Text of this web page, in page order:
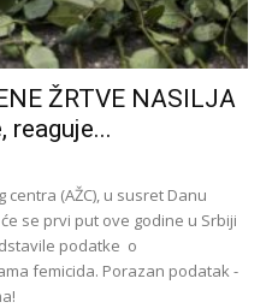
ŽRTVE NASILJA
reaguje...
(AŽC), u susret Danu
se prvi put ove godine u Srbiji
podatke o
femicida. Porazan podatak -